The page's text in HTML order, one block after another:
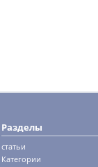
Разделы
статьи
Категории